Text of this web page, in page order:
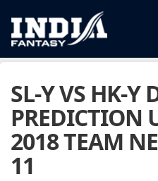
SL-Y VS HK-Y
PREDICTION
2018 TEAM
11